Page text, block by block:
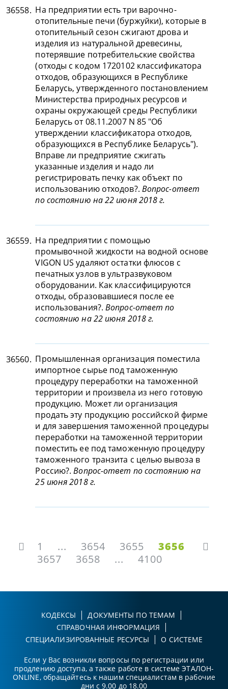
36558. На предприятии есть три варочно-
отопительные печи (буржуйки), которые в
отопительный сезон сжигают дрова и
изделия из натуральной древесины,
потерявшие потребительские свойства
(отходы с кодом 1720102 классификатора
отходов, образующихся в Республике
Беларусь, утвержденного постановлением
Министерства природных ресурсов и
охраны окружающей среды Республики
Беларусь от 08.11.2007 N 85 "Об
утверждении классификатора отходов,
образующихся в Республике Беларусь").
Вправе ли предприятие сжигать
указанные изделия и надо ли
регистрировать печку как объект по
использованию отходов?. Вопрос-ответ
по состоянию на 22 июня 2018 г.
36559. На предприятии с помощью
промывочной жидкости на водной основе
VIGON US удаляют остатки флюсов с
печатных узлов в ультразвуковом
оборудовании. Как классифицируются
отходы, образовавшиеся после ее
использования?.Вопрос-ответ по
состоянию на 22 июня 2018 г.
36560. Промышленная организация поместила
импортное сырье под таможенную
процедуру переработки на таможенной
территории и произвела из него готовую
продукцию. Может ли организация
продать эту продукцию российской фирме
и для завершения таможенной процедуры
переработки на таможенной территории
поместить ее под таможенную процедуру
таможенного транзита с целью вывоза в
Россию?.Вопрос-ответ по состоянию на
25 июня 2018 г.
1 ... 3654 3655
3656
3657
3658 ... 4100
КОДЕКСЫ
ДОКУМЕНТЫ ПО ТЕМАМ
СПРАВОЧНАЯ ИНФОРМАЦИЯ
СПЕЦИАЛИЗИРОВАННЫЕ РЕСУРСЫ
О СИСТЕМЕ
Если у Вас возникли вопросы по регистрации или
продлению доступа, а также работе в системе ЭТАЛОН-
ONLINE, обращайтесь к нашим специалистам в рабочие
дни с 9.00 до 18.00